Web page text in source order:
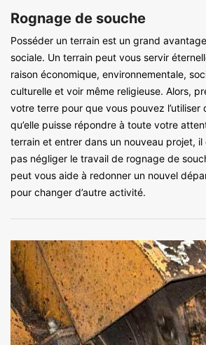
Rognage de souche
Posséder un terrain est un grand
sociale. Un terrain peut vous servir
raison économique, environnementale,
culturelle et voir même religieuse. Alors,
votre terre pour que vous pouvez
qu’elle puisse répondre à toute votre
terrain et entrer dans un nouveau projet,
pas négliger le travail de rognage de
peut vous aide à redonner un nouvel
pour changer d’autre activité.